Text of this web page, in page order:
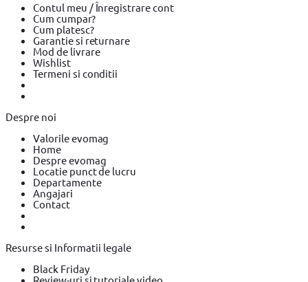
Contul meu / Înregistrare cont
Cum cumpar?
Cum platesc?
Garantie si returnare
Mod de livrare
Wishlist
Termeni si conditii
Despre noi
Valorile evomag
Home
Despre evomag
Locatie punct de lucru
Departamente
Angajari
Contact
Resurse si Informatii legale
Black Friday